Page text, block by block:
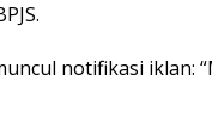
notifikasi iklan: